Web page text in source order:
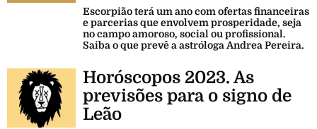
Escorpião terá um ano com ofertas financeiras
e parcerias que envolvem prosperidade, seja
no campo amoroso, social ou profissional.
Saiba o que prevê a astróloga Andrea Pereira.
Horóscopos 2023. As
previsões para o signo de
Leão